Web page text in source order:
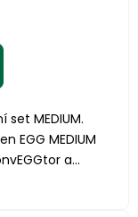
MEDIUM.
EGG MEDIUM
a...